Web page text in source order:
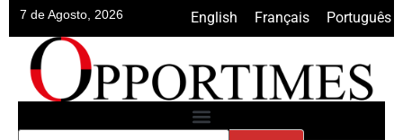
7 de Agosto, 2026 English Français Português